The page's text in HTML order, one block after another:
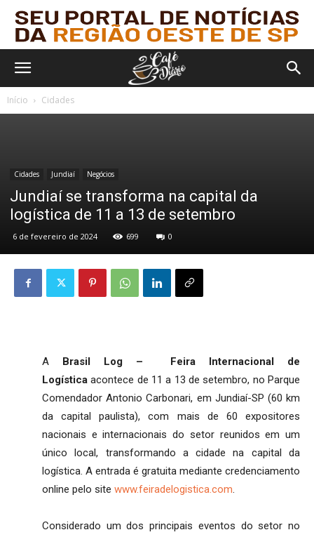
Início Cidades
Cidades Jundiaí Negócios
Jundiaí se transforma na capital da
logística de 11 a 13 de setembro
6 de fevereiro de 2024 699 0
A Brasil Log – Feira Internacional de
Logística acontece de 11 a 13 de setembro, no Parque
Comendador Antonio Carbonari, em Jundiaí-SP (60 km
da capital paulista), com mais de 60 expositores
nacionais e internacionais do setor reunidos em um
único local, transformando a cidade na capital da
logística. A entrada é gratuita mediante credenciamento
online pelo site www.feiradelogistica.com.
Considerado um dos principais eventos do setor no